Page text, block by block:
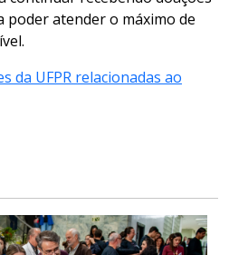
poder atender o máximo de
da UFPR relacionadas ao